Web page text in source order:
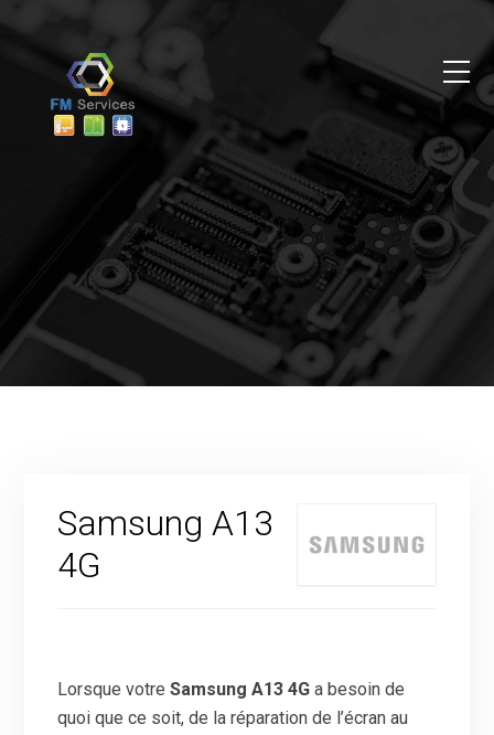
Samsung A13
4G
Lorsque votreSamsung A13 4G a besoin de
quoi que ce soit, de la réparation de l’écran au